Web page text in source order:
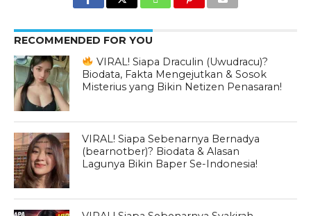
RECOMMENDED FOR YOU
VIRAL! Siapa Draculin (Uwudracu)?
Biodata, Fakta Mengejutkan & Sosok
Misterius yang Bikin Netizen Penasaran!
VIRAL! Siapa Sebenarnya Bernadya
(bearnotber)? Biodata & Alasan
Lagunya Bikin Baper Se-Indonesia!